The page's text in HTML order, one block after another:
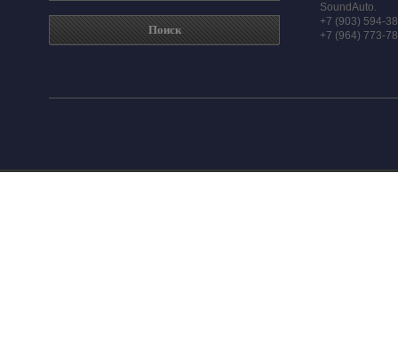
SoundAuto.
+7 (903) 594-
+7 (964) 773-